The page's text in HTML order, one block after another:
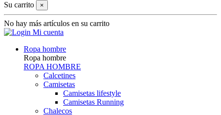
Su carrito
×
No hay más artículos en su carrito
Mi cuenta
Ropa hombre
Ropa hombre
ROPA HOMBRE
Calcetines
Camisetas
Camisetas lifestyle
Camisetas Running
Chalecos